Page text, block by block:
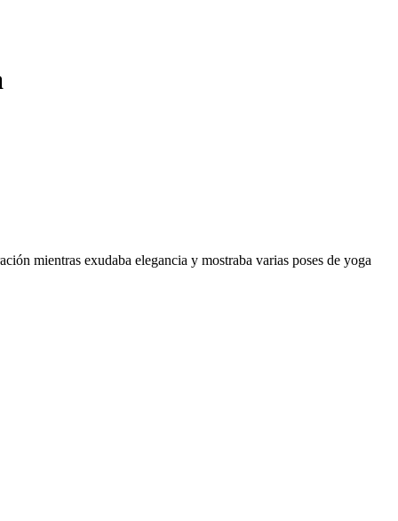
mientras exudaba elegancia y mostraba varias poses de yoga